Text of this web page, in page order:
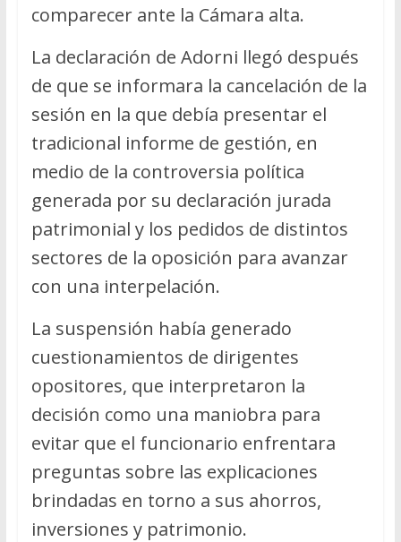
comparecer ante la Cámara alta.
La declaración de Adorni llegó después
de que se informara la cancelación de la
sesión en la que debía presentar el
tradicional informe de gestión, en
medio de la controversia política
generada por su declaración jurada
patrimonial y los pedidos de distintos
sectores de la oposición para avanzar
con una interpelación.
La suspensión había generado
cuestionamientos de dirigentes
opositores, que interpretaron la
decisión como una maniobra para
evitar que el funcionario enfrentara
preguntas sobre las explicaciones
brindadas en torno a sus ahorros,
inversiones y patrimonio.